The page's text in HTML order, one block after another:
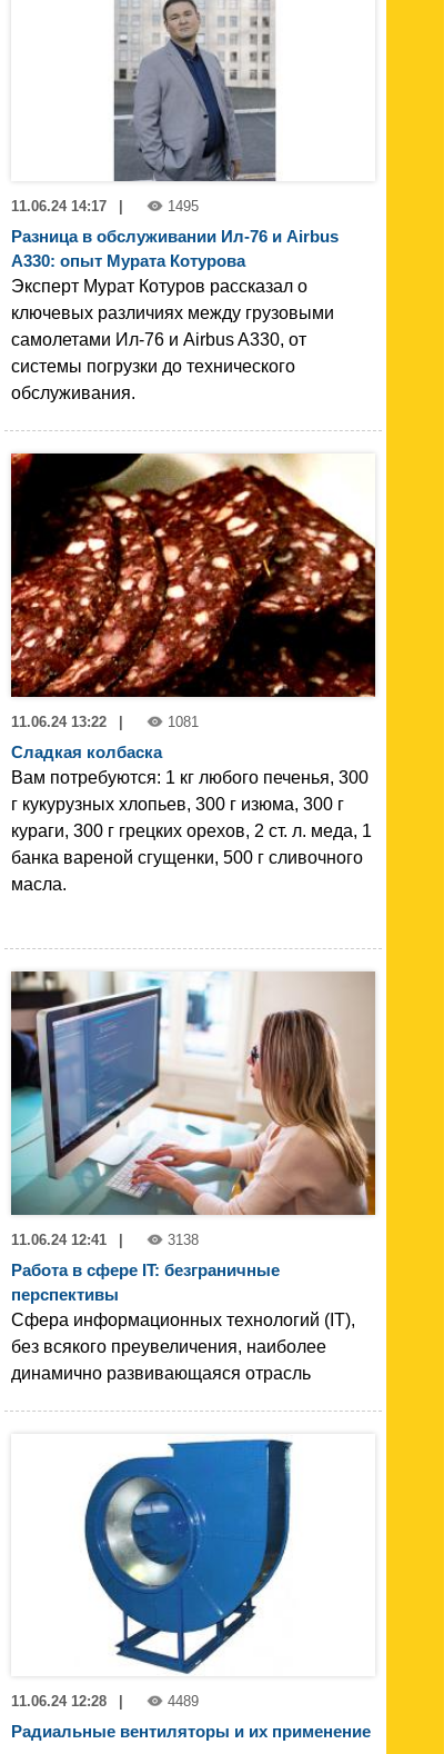
11.06.24 14:17 1495
Разница в обслуживании Ил-76 и Airbus
A330: опыт Мурата Котурова
Эксперт Мурат Котуров рассказал о
ключевых различиях между грузовыми
самолетами Ил-76 и Airbus A330, от
системы погрузки до технического
обслуживания.
11.06.24 13:22 1081
Сладкая колбаска
Вам потребуются: 1 кг любого печенья, 300
г кукурузных хлопьев, 300 г изюма, 300 г
кураги, 300 г грецких орехов, 2 ст. л. меда, 1
банка вареной сгущенки, 500 г сливочного
масла.
11.06.24 12:41 | 3138
Работа в сфере IT: безграничные
перспективы
Сфера информационных технологий (IT),
без всякого преувеличения, наиболее
динамично развивающаяся отрасль
11.06.24 12:28 4489
Радиальные вентиляторы и их применение